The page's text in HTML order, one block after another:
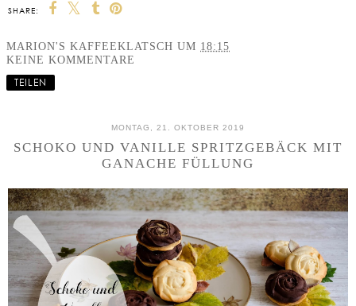
SHARE:
MARION'S KAFFEEKLATSCH UM 18:15
KEINE KOMMENTARE
TEILEN
MONTAG, 21. OKTOBER 2019
SCHOKO UND VANILLE SPRITZGEBÄCK MIT
GANACHE FÜLLUNG